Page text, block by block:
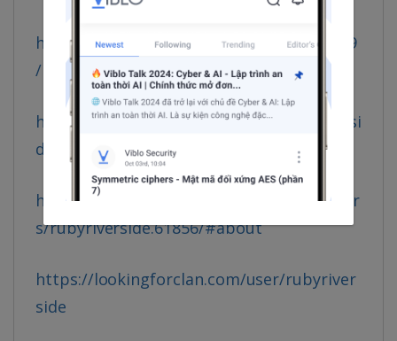
https://www.hogwartsishere.com/1661869
/
https://modworkshop.net/user/rubyriversi
de
https://coasterforce.com/forums/member
s/rubyriverside.61856/#about
https://lookingforclan.com/user/rubyriver
side